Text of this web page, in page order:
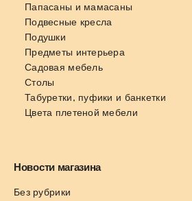
Папасаны и мамасаны
Подвесные кресла
Подушки
Предметы интерьера
Садовая мебель
Столы
Табуретки, пуфики и банкетки
Цвета плетеной мебели
Новости магазина
Без рубрики